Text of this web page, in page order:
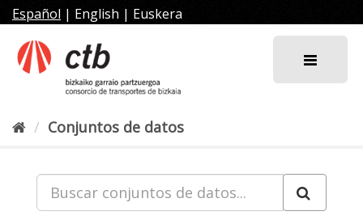
al
contenido
Español | English | Euskera
Conjuntos de datos